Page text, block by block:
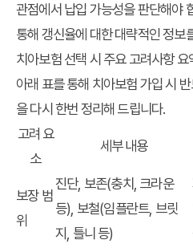
관점에서 납입 가능성을 판단해야
통해 갱신율에 대한 대략적인 정보
치아보험 선택 시 주요 고려사항 요
아래 표를 통해 치아보험 가입 시
을 다시 한번 정리해 드립니다.
고려 요
소
세부 내용
보장 범
위
진단, 보존(충치, 크라운
등), 보철(임플란트, 브릿
지, 틀니 등)